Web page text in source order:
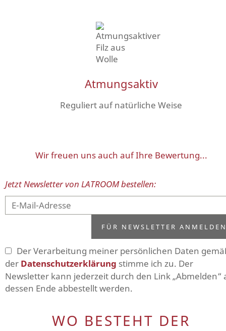
Atmungsaktiv
Reguliert auf natürliche Weise
Wir freuen uns auch auf Ihre Bewertung...
Jetzt Newsletter von LATROOM bestellen:
Der Verarbeitung meiner persönlichen Daten
der Datenschutzerklärung stimme ich zu. Der
Newsletter kann jederzeit durch den Link „Abmelden“
dessen Ende abbestellt werden.
WO BESTEHT DER